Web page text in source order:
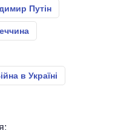
Путін
в Україні